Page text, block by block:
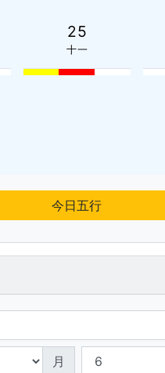
25
十一
今日五行
月